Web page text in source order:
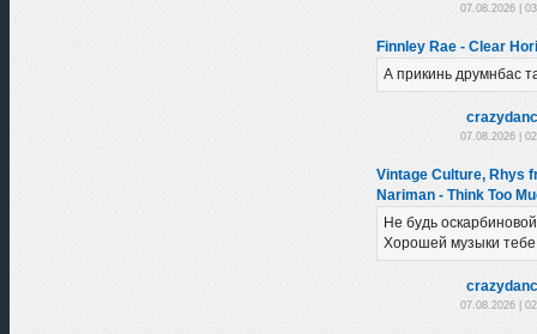
07.08.2026 |
Finnley Rae - Clear
А прикинь друмнбас
07.08.2026 |
Vintage Culture, Rhys
Nariman - Think Too
Не будь
Хорошей музыки
07.08.2026 |